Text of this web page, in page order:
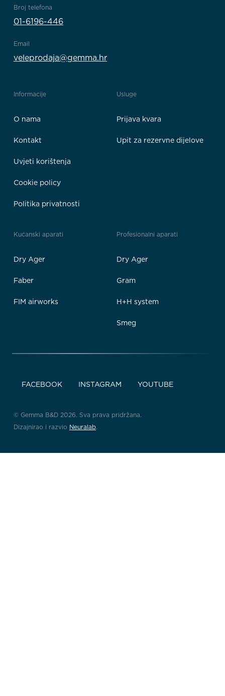
Broj telefona
01-6196-446
Email
veleprodaja@gemma.hr
Informacije
O nama
Kontakt
Uvjeti korištenja
Cookie policy
Politika privatnosti
Usluge
Prijava kvara
Upit za rezervne dijelove
Kućanski aparati
Dry Ager
Faber
FIM airworks
Profesionalni aparati
Dry Ager
Gram
H+H system
Smeg
FACEBOOK INSTAGRAM YOUTUBE
© Gemma B&D 2026. Sva prava pridržana.
Dizajnirao i razvio Neuralab.